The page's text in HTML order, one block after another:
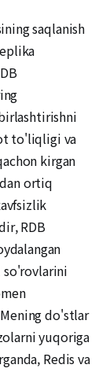
saqlanish
to'liqligi va
kirgan
ortiq
RDB
so'rovlarini
do'stlar
yuqoriga
Redis va